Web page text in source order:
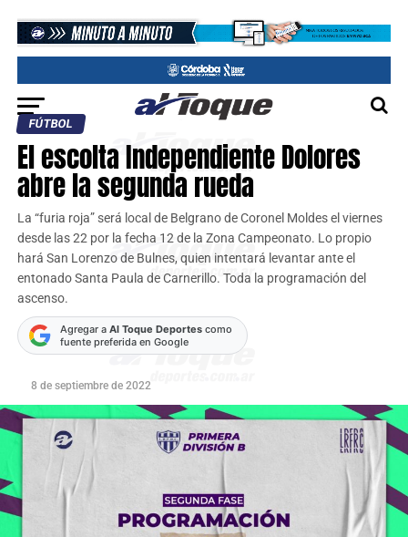
FÚTBOL
El escolta Independiente Dolores
abre la segunda rueda
La “furia roja” será local de Belgrano de Coronel Moldes el viernes
desde las 22 por la fecha 12 de la Zona Campeonato. Lo propio
hará San Lorenzo de Bulnes, quien intentará levantar ante el
entonado Santa Paula de Carnerillo. Toda la programación del
ascenso.
Agregar a Al Toque Deportescomo
fuente preferida en Google
8 de septiembre de 2022